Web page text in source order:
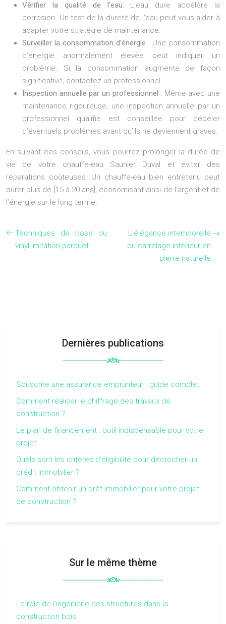
Vérifier la qualité de l’eau: L’eau dure accélère la
corrosion. Un test de la dureté de l’eau peut vous aider à
adapter votre stratégie de maintenance.
Surveiller la consommation d’énergie : Une consommation
d’énergie anormalement élevée peut indiquer un
problème. Si la consommation augmente de façon
significative, contactez un professionnel.
Inspection annuelle par un professionnel : Même avec une
maintenance rigoureuse, une inspection annuelle par un
professionnel qualifié est conseillée pour déceler
d’éventuels problèmes avant qu’ils ne deviennent graves.
En suivant ces conseils, vous pourrez prolonger la durée de
vie de votre chauffe-eau Saunier Duval et éviter des
réparations coûteuses. Un chauffe-eau bien entretenu peut
durer plus de [15 à 20 ans], économisant ainsi de l’argent et de
l’énergie sur le long terme.
Techniques de pose du
vinyl imitation parquet
L’élégance intemporelle
du carrelage intérieur en
pierre naturelle
Dernières publications
Souscrire une assurance emprunteur : guide complet
Comment réaliser le chiffrage des travaux de
construction ?
Le plan de financement : outil indispensable pour votre
projet
Quels sont les critères d’éligibilité pour décrocher un
crédit immobilier ?
Comment obtenir un prêt immobilier pour votre projet
de construction ?
Sur le même thème
Le rôle de l’ingénierie des structures dans la
construction bois